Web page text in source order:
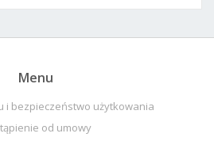
Menu
i bezpieczeństwo użytkowania
od umowy